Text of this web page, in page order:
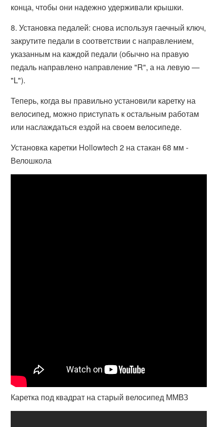
конца, чтобы они надежно удерживали крышки.
8. Установка педалей: снова используя гаечный ключ,
закрутите педали в соответствии с направлением,
указанным на каждой педали (обычно на правую
педаль направлено направление "R", а на левую —
"L").
Теперь, когда вы правильно установили каретку на
велосипед, можно приступать к остальным работам
или наслаждаться ездой на своем велосипеде.
Установка каретки Hollowtech 2 на стакан 68 мм -
Велошкола
Каретка под квадрат на старый велосипед ММВЗ